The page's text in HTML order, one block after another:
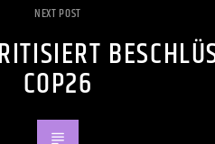
NEXT POST
COP26